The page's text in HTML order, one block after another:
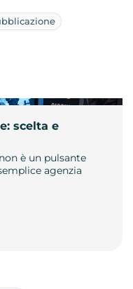
scelta e
è un pulsante
agenzia